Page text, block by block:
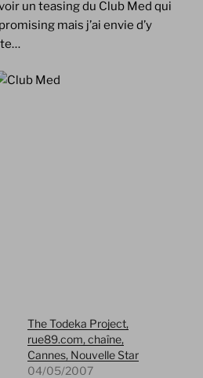
un teasing du Club Med qui
mais j’ai envie d’y
The Todeka Project,
rue89.com, chaîne,
Cannes, Nouvelle Star
04/05/2007